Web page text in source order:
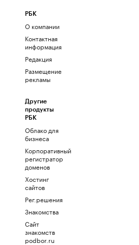
РБК
О компании
Контактная
информация
Редакция
Размещение
рекламы
Другие
продукты
РБК
Облако для
бизнеса
Корпоративный
регистратор
доменов
Хостинг
сайтов
Рег.решения
Знакомства
Сайт
знакомств
podbor.ru